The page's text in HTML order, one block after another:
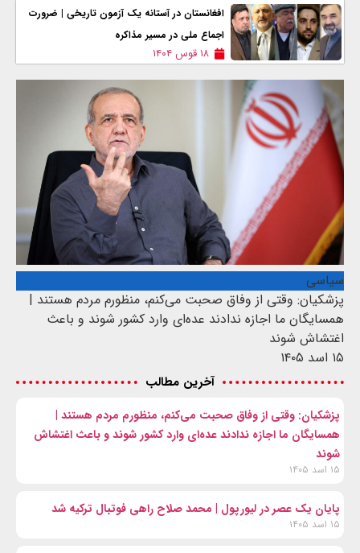
افغانستان در آستانه یک آزمون تاریخی | ضرورت
اجماع ملی در مسیر مذاکره
۱۸ قوس ۱۴۰۴
سیاسی
پزشکیان: وقتی از وفاق صحبت می‌کنم، منظورم مردم هستند |
همسایگان ما اجازه ندادند عده‌ای وارد کشور شوند و باعث
اغتشاش شوند
۱۵ اسد ۱۴۰۵
آخرین مطالب
پزشکیان: وقتی از وفاق صحبت می‌کنم، منظورم مردم هستند |
همسایگان ما اجازه ندادند عده‌ای وارد کشور شوند و باعث اغتشاش
شوند
۱۵ اسد ۱۴۰۵
پایان یک عصر در لیورپول | محمد صلاح راهی فوتبال ترکیه شد
۱۵ اسد ۱۴۰۵